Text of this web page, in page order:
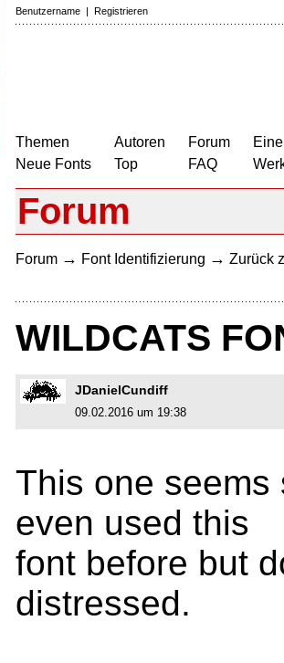
Benutzername | Registrieren
Themen
Neue Fonts
Autoren
Top
Forum
FAQ
Forum
Forum → Font Identifizierung → Zurück
WILDCATS
JDanielCundiff
09.02.2016 um 19:38
This one seems
even used this
font before but
distressed.